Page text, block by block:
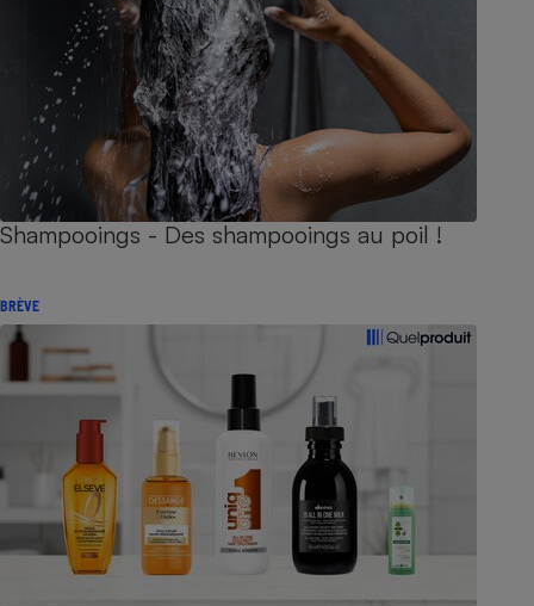
Shampooings - Des shampooings au poil !
BRÈVE